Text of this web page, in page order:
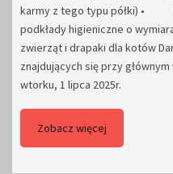
karmy z tego typu półki)
podkłady higieniczne o
zwierząt i drapaki dla kotów
znajdujących się przy
wtorku, 1 lipca 2025r.
Zobacz więcej